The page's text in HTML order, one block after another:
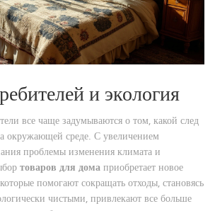
и экология
все чаще задумываются о том, какой след
окружающей среде. С увеличением
проблемы изменения климата и
товаров для дома приобретает новое
помогают сокращать отходы, становясь
чистыми, привлекают все больше